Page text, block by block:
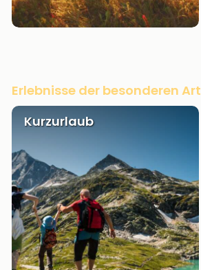
Erlebnisse der besonderen Art
Kurzurlaub